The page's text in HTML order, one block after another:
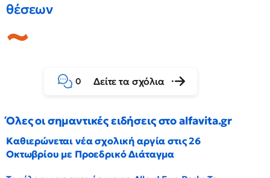
θέσεων
0 Δείτε τα σχόλια
Όλες οι σημαντικές ειδήσεις στο alfavita.gr
Καθιερώνεται νέα σχολική αργία στις 26
Οκτωβρίου με Προεδρικό Διάταγμα